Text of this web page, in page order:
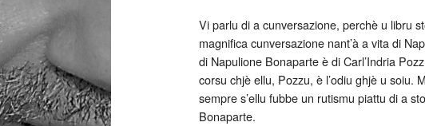
Vi parlu di a cunversazione, perchè u libru
magnifica cunversazione nant’à a vita di
di Napulione Bonaparte è di Carl’Indria
corsu chjè ellu, Pozzu, è l’odiu ghjè u soiu.
sempre s’ellu fubbe un rutismu piattu di a
Bonaparte.